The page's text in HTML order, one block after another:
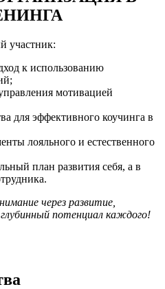
участник:
к использованию
мотивацией
для эффективного коучинга в
лояльного и естественного
план развития себя, а в
через развитие,
потенциал каждого!